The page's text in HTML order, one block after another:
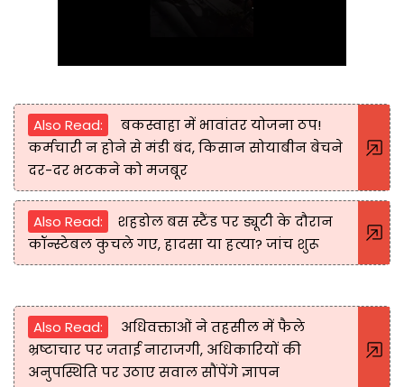
Also Read:
बकस्वाहा में भावांतर योजना ठप!
कर्मचारी न होने से मंडी बंद, किसान सोयाबीन बेचने
दर-दर भटकने को मजबूर
Also Read:
शहडोल बस स्टैंड पर ड्यूटी के दौरान
कॉन्स्टेबल कुचले गए, हादसा या हत्या? जांच शुरू
Also Read:
अधिवक्ताओं ने तहसील में फैले
भ्रष्टाचार पर जताई नाराजगी, अधिकारियों की
अनुपस्थिति पर उठाए सवाल सौंपेंगे ज्ञापन